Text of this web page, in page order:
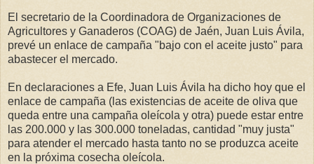
El secretario de la Coordinadora de Organizaciones de
Agricultores y Ganaderos (COAG) de Jaén, Juan Luis Ávila,
prevé un enlace de campaña "bajo con el aceite justo" para
abastecer el mercado.
En declaraciones a Efe, Juan Luis Ávila ha dicho hoy que el
enlace de campaña (las existencias de aceite de oliva que
queda entre una campaña oleícola y otra) puede estar entre
las 200.000 y las 300.000 toneladas, cantidad "muy justa"
para atender el mercado hasta tanto no se produzca aceite
en la próxima cosecha oleícola.